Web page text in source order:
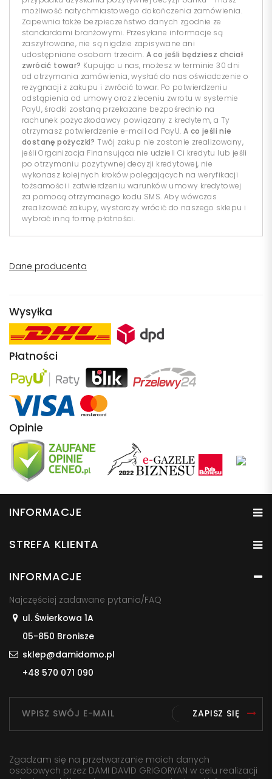
możliwość natychmiastowego dokończenia zamówienia.
Zapewnia także bezpieczeństwo danych zgodnie ze
standardami branżowymi. Przesyłane informacje są
zaszyfrowane, nie są nigdzie zapisywane ani
udostępniane osobom trzecim. A co jeśli będziesz chciał
zwrócić towar? Kupując u nas, możesz w terminie 30 dni
od otrzymania zamówienia, wysłać do nas oświadczenie o
rezygnacji z zakupu i zwrócić towar. Po potwierdzeniu
odstąpienia od umowy oraz zleceniu zwrotu w systemie
PayU, środki zostaną przekazane bezpośrednio na
rachunek pożyczkodawcy powiązany z kredytem, a Ty
otrzymasz potwierdzenie e-mail od PayU. A co jeśli nie
dostanę pożyczki? Twój zakup nie zostanie zrealizowany,
jeśli Organizacja Finansująca nie udzieli Ci kredytu lub jeśli
po otrzymaniu pozytywnej decyzji kredytowej, nie
wykonasz kolejnych kroków polegających na weryfikacji
tożsamości i zatwierdzeniu warunków umowy kredytowej
za pomocą otrzymanego kodu SMS. Aby wówczas
zrealizować zakupy, wystarczy wrócić do naszego sklepu i
wybrać inną formę płatności.
Dane producenta
Wysyłka
Płatności
Opinie
INFORMACJE
STREFA KLIENTA
INFORMACJE
Najczęściej zadawane pytania/FAQ
ul. Świerkowa 1A
05-850 Bronisze
sklep@damidomo.pl
+48 570 071 090
ZAPISZ SIĘ
Zgadzam się na przetwarzanie moich danych
osobowych przez DAMI DAVID GRIGORYAN w celu realizacji